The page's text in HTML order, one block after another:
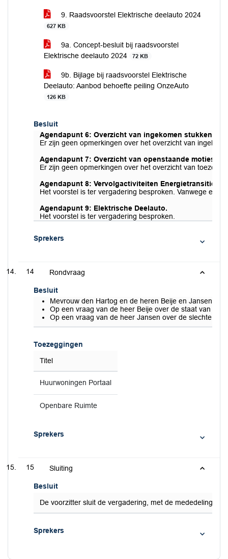
9. Raadsvoorstel Elektrische deelauto 2024
627 KB
9a. Concept-besluit bij raadsvoorstel
Elektrische deelauto 2024
72 KB
9b. Bijlage bij raadsvoorstel Elektrische
Deelauto: Aanbod behoefte peiling OnzeAuto
126 KB
Besluit
Agendapunt 6: Overzicht van ingekomen stukken
Er zijn geen opmerkingen over het overzicht van
Agendapunt 7: Overzicht van openstaande moties
Er zijn geen opmerkingen over het overzicht van
Agendapunt 8: Vervolgactiviteiten Energietransitie
Het voorstel is ter vergadering besproken. Vanwege een
Agendapunt 9: Elektrische Deelauto.
Het voorstel is ter vergadering besproken.
Sprekers
14 Rondvraag
Besluit
Mevrouw den Hartog en de heren Beije en Jansen
Op een vraag van de heer Beije over de staat van
Op een vraag van de heer Jansen over de slechte
Toezeggingen
Titel
Huurwoningen Portaal
Openbare Ruimte
Sprekers
15 Sluiting
Besluit
De voorzitter sluit de vergadering, met de mededeling
Sprekers